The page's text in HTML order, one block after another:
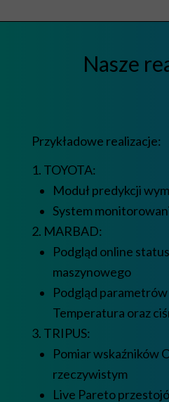
Nasze
Przykładowe realizacje:
1. TOYOTA:
Moduł predykcji
System
2. MARBAD:
Podgląd online
maszynowego
Podgląd
Temperatura oraz
3. TRIPUS:
Pomiar wskaźników
rzeczywistym
Live Pareto